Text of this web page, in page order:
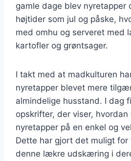
gamle dage blev nyretapper
højtider som jul og påske,
med omhu og serveret med
kartofler og grøntsager.
I takt med at madkulturen
nyretapper blevet mere
almindelige husstand. I dag
opskrifter, der viser,
nyretapper på en enkel og
Dette har gjort det muligt for
denne lækre udskæring i